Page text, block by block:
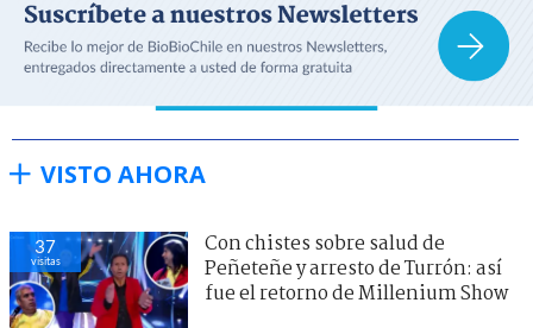
VISTO AHORA
37
visitas
Con chistes sobre salud de
Peñeteñe y arresto de Turrón: así
fue el retorno de Millenium Show